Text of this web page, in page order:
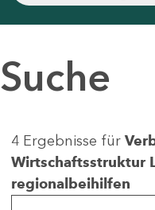
Suche
4 Ergebnisse für
Wirtschaftsstruktur
regionalbeihilfen